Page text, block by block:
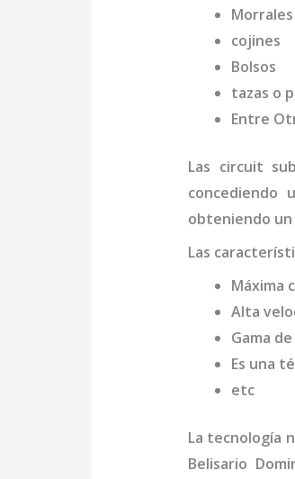
Morrales
cojines
Bolsos
tazas o
Entre
Las circuit
concediendo
obteniendo
Las
Máxima
Alta
Gama
Es una
etc
La tecnología
Belisario